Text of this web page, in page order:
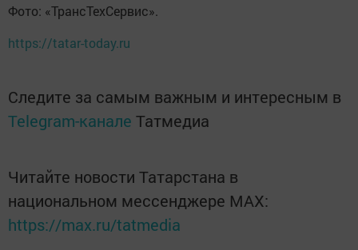
Фото: «ТрансТехСервис».
https://tatar-today.ru
Следите за самым важным и интересным в
Telegram-канале Татмедиа
Читайте новости Татарстана в
национальном мессенджере MАХ:
https://max.ru/tatmedia